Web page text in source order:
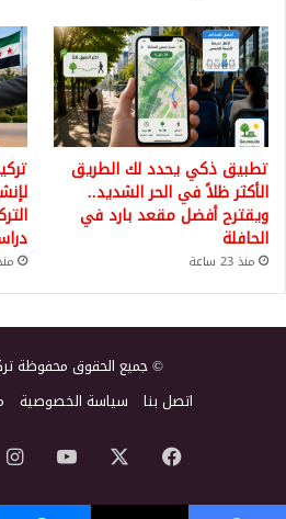
تطبيق ذكي يحدد لك الطريق
الأكثر ظلاً في الحر الشديد..
ويقترح أفضل مقعد بارد في
الحافلة
منذ 23 ساعة منذ
© جميع الحقوق محفوظة تركيا
اتصل بنا سياسة الخصوصية
فيسبوك ‫YouTube